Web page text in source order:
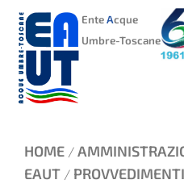
VAI
CONTENUTO
EnteAcque
Umbre-Toscane
HOME /
EAUT / PROVVEDIMENTI